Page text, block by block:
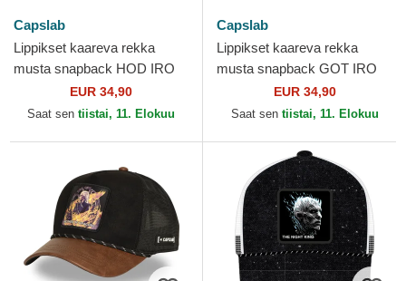
Capslab
Lippikset kaareva rekka
musta snapback HOD IRO
Rautavaltaistuin
Valtaistuinpeli Capslab
EUR 34,90
Saat sen tiistai, 11. Elokuu
Capslab
Lippikset kaareva rekka
musta snapback GOT IRO
Rautavaltaistuin
Valtaistuinpeli Capslab
EUR 34,90
Saat sen tiistai, 11. Elokuu